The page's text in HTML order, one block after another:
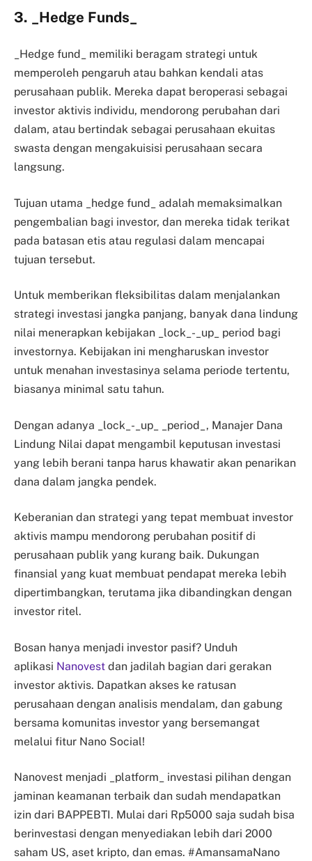
3. Hedge Funds
_Hedge fund_ memiliki beragam strategi untuk
memperoleh pengaruh atau bahkan kendali atas
perusahaan publik. Mereka dapat beroperasi sebagai
investor aktivis individu, mendorong perubahan dari
dalam, atau bertindak sebagai perusahaan ekuitas
swasta dengan mengakuisisi perusahaan secara
langsung.
Tujuan utama _hedge fund_ adalah memaksimalkan
pengembalian bagi investor, dan mereka tidak terikat
pada batasan etis atau regulasi dalam mencapai
tujuan tersebut.
Untuk memberikan fleksibilitas dalam menjalankan
strategi investasi jangka panjang, banyak dana lindung
nilai menerapkan kebijakan _lock_-_up_ period bagi
investornya. Kebijakan ini mengharuskan investor
untuk menahan investasinya selama periode tertentu,
biasanya minimal satu tahun.
Dengan adanya _lock_-_up_ _period_, Manajer Dana
Lindung Nilai dapat mengambil keputusan investasi
yang lebih berani tanpa harus khawatir akan penarikan
dana dalam jangka pendek.
Keberanian dan strategi yang tepat membuat investor
aktivis mampu mendorong perubahan positif di
perusahaan publik yang kurang baik. Dukungan
finansial yang kuat membuat pendapat mereka lebih
dipertimbangkan, terutama jika dibandingkan dengan
investor ritel.
Bosan hanya menjadi investor pasif? Unduh
aplikasi Nanovest dan jadilah bagian dari gerakan
investor aktivis. Dapatkan akses ke ratusan
perusahaan dengan analisis mendalam, dan gabung
bersama komunitas investor yang bersemangat
melalui fitur Nano Social!
Nanovest menjadi _platform_ investasi pilihan dengan
jaminan keamanan terbaik dan sudah mendapatkan
izin dari BAPPEBTI. Mulai dari Rp5000 saja sudah bisa
berinvestasi dengan menyediakan lebih dari 2000
saham US, aset kripto, dan emas. #AmansamaNano